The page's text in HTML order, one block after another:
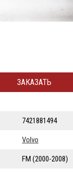
ЗАКАЗАТЬ
7421881494
Volvo
FM (2000-2008)